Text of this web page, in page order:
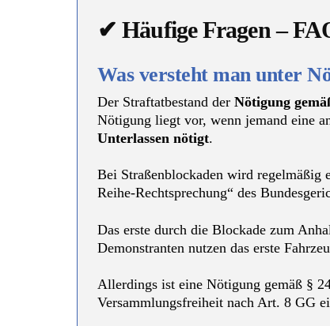
✔ Häufige Fragen –
Was versteht man unter
Der Straftatbestand der Nötigung
Nötigung liegt vor, wenn jemand eine
Unterlassen nötigt.
Bei Straßenblockaden wird regelmäßig
Reihe-Rechtsprechung“ des
Das erste durch die Blockade zum
Demonstranten nutzen das erste
Allerdings ist eine Nötigung gemäß §
Versammlungsfreiheit nach Art. 8 GG